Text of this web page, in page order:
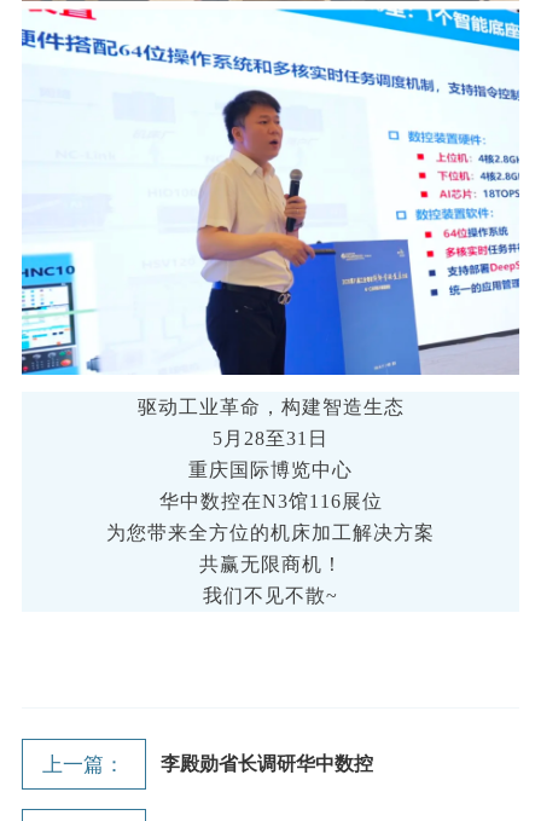
驱动工业革命，构建智造生态
5月28至31日
重庆国际博览中心
华中数控在N3馆116展位
为您带来全方位的机床加工解决方案
共赢无限商机！
我们不见不散~
上一篇： 李殿勋省长调研华中数控